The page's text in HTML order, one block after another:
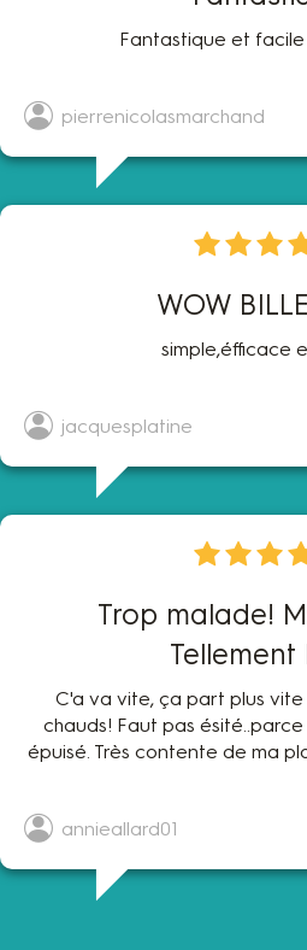
Fantastique et
pierrenicolasmarchand
WOW
simple,éfficace
jacquesplatine
Trop malade!
Tellement
C'a va vite, ça part plus
chauds! Faut pas
épuisé. Très contente de ma
annieallard01